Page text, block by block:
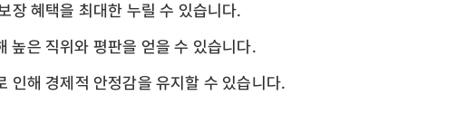
장 혜택을 최대한 누릴 수 있습니다.
높은 직위와 평판을 얻을 수 있습니다.
인해 경제적 안정감을 유지할 수 있습니다.